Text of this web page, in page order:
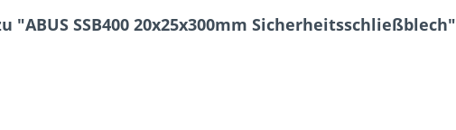
"ABUS SSB400 20x25x300mm Sicherheitsschließblech"